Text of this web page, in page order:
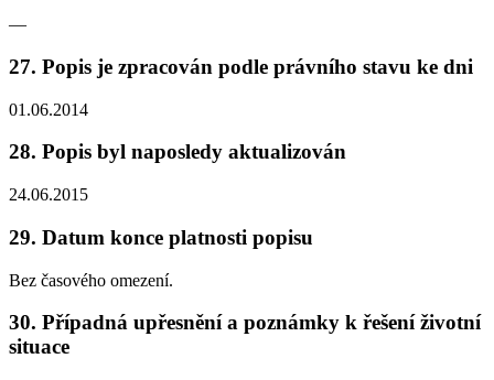
—
27. Popis je zpracován podle právního stavu ke dni
01.06.2014
28. Popis byl naposledy aktualizován
24.06.2015
29. Datum konce platnosti popisu
Bez časového omezení.
30. Případná upřesnění a poznámky k řešení životní
situace